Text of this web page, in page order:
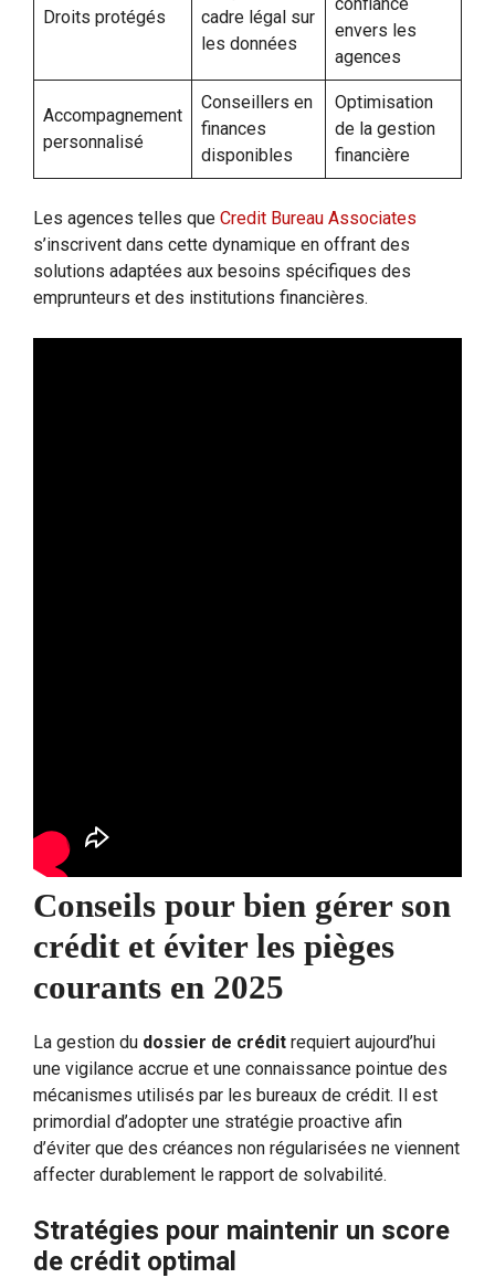
Droits protégés
cadre légal sur
les données
envers les
agences
Accompagnement
personnalisé
Conseillers en
finances
disponibles
Optimisation
de la gestion
financière
Les agences telles que Credit Bureau Associates
s’inscrivent dans cette dynamique en offrant des
solutions adaptées aux besoins spécifiques des
emprunteurs et des institutions financières.
Conseils pour bien gérer son
crédit et éviter les pièges
courants en 2025
La gestion du dossier de crédit requiert aujourd’hui
une vigilance accrue et une connaissance pointue des
mécanismes utilisés par les bureaux de crédit. Il est
primordial d’adopter une stratégie proactive afin
d’éviter que des créances non régularisées ne viennent
affecter durablement le rapport de solvabilité.
Stratégies pour maintenir un score
de crédit optimal